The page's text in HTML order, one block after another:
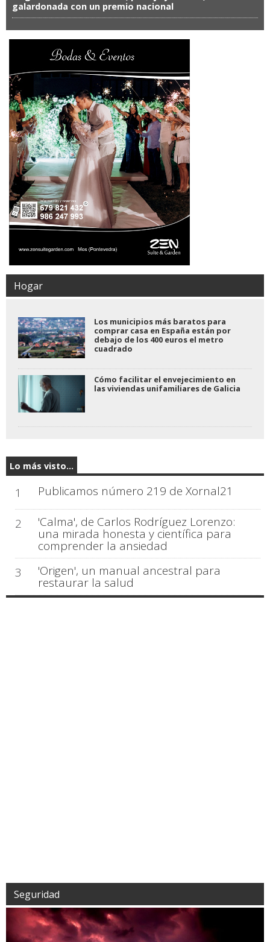
galardonada con un premio nacional
Hogar
Los municipios más baratos para
comprar casa en España están por
debajo de los 400 euros el metro
cuadrado
Cómo facilitar el envejecimiento en
las viviendas unifamiliares de Galicia
Lo más visto...
1 Publicamos número 219 de Xornal21
2 'Calma', de Carlos Rodríguez Lorenzo:
una mirada honesta y científica para
comprender la ansiedad
3
'Origen', un manual ancestral para
restaurar la salud
Seguridad